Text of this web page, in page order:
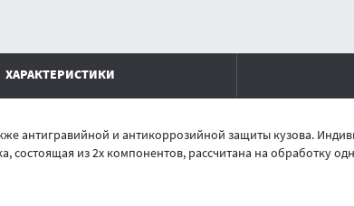
ХАРАКТЕРИСТИКИ
антигравийной и антикоррозийной защиты кузова.
состоящая из 2х компонентов, рассчитана на обработку